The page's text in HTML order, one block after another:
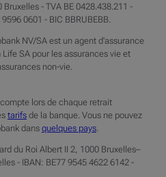
- TVA BE 0428.438.211 -
0601 - BIC BBRUBEBB.
NV/SA est un agent d'assurance
SA pour les assurances vie et
non-vie.
lors de chaque retrait
tarifs de la banque. Vous ne pouvez
dans quelques pays.
du Roi Albert II 2, 1000 Bruxelles–
- IBAN: BE77 9545 4622 6142 -